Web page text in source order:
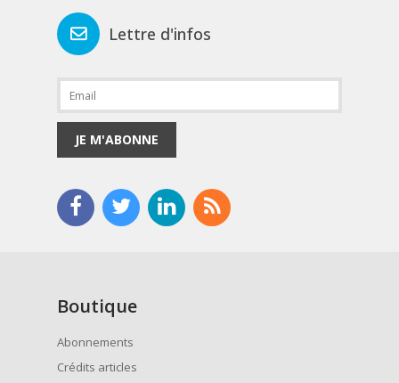
Lettre d'infos
JE M'ABONNE
Boutique
Abonnements
Crédits articles